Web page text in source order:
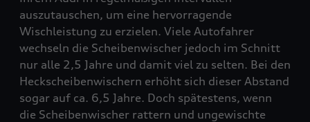
auszutauschen, um eine hervorragende
Wischleistung zu erzielen. Viele Autofahrer
wechseln die Scheibenwischer jedoch im Schnitt
nur alle 2,5 Jahre und damit viel zu selten. Bei den
Heckscheibenwischern erhöht sich dieser Abstand
sogar auf ca. 6,5 Jahre. Doch spätestens, wenn
die Scheibenwischer rattern und ungewischte